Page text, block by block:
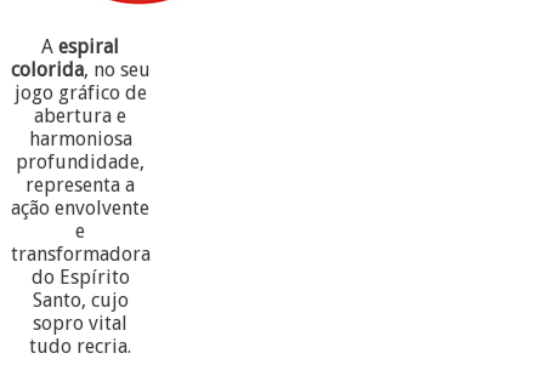
Aespiral
colorida, no seu
jogo gráfico de
abertura e
harmoniosa
profundidade,
representa a
ação envolvente
e
transformadora
do Espírito
Santo, cujo
sopro vital
tudo recria.